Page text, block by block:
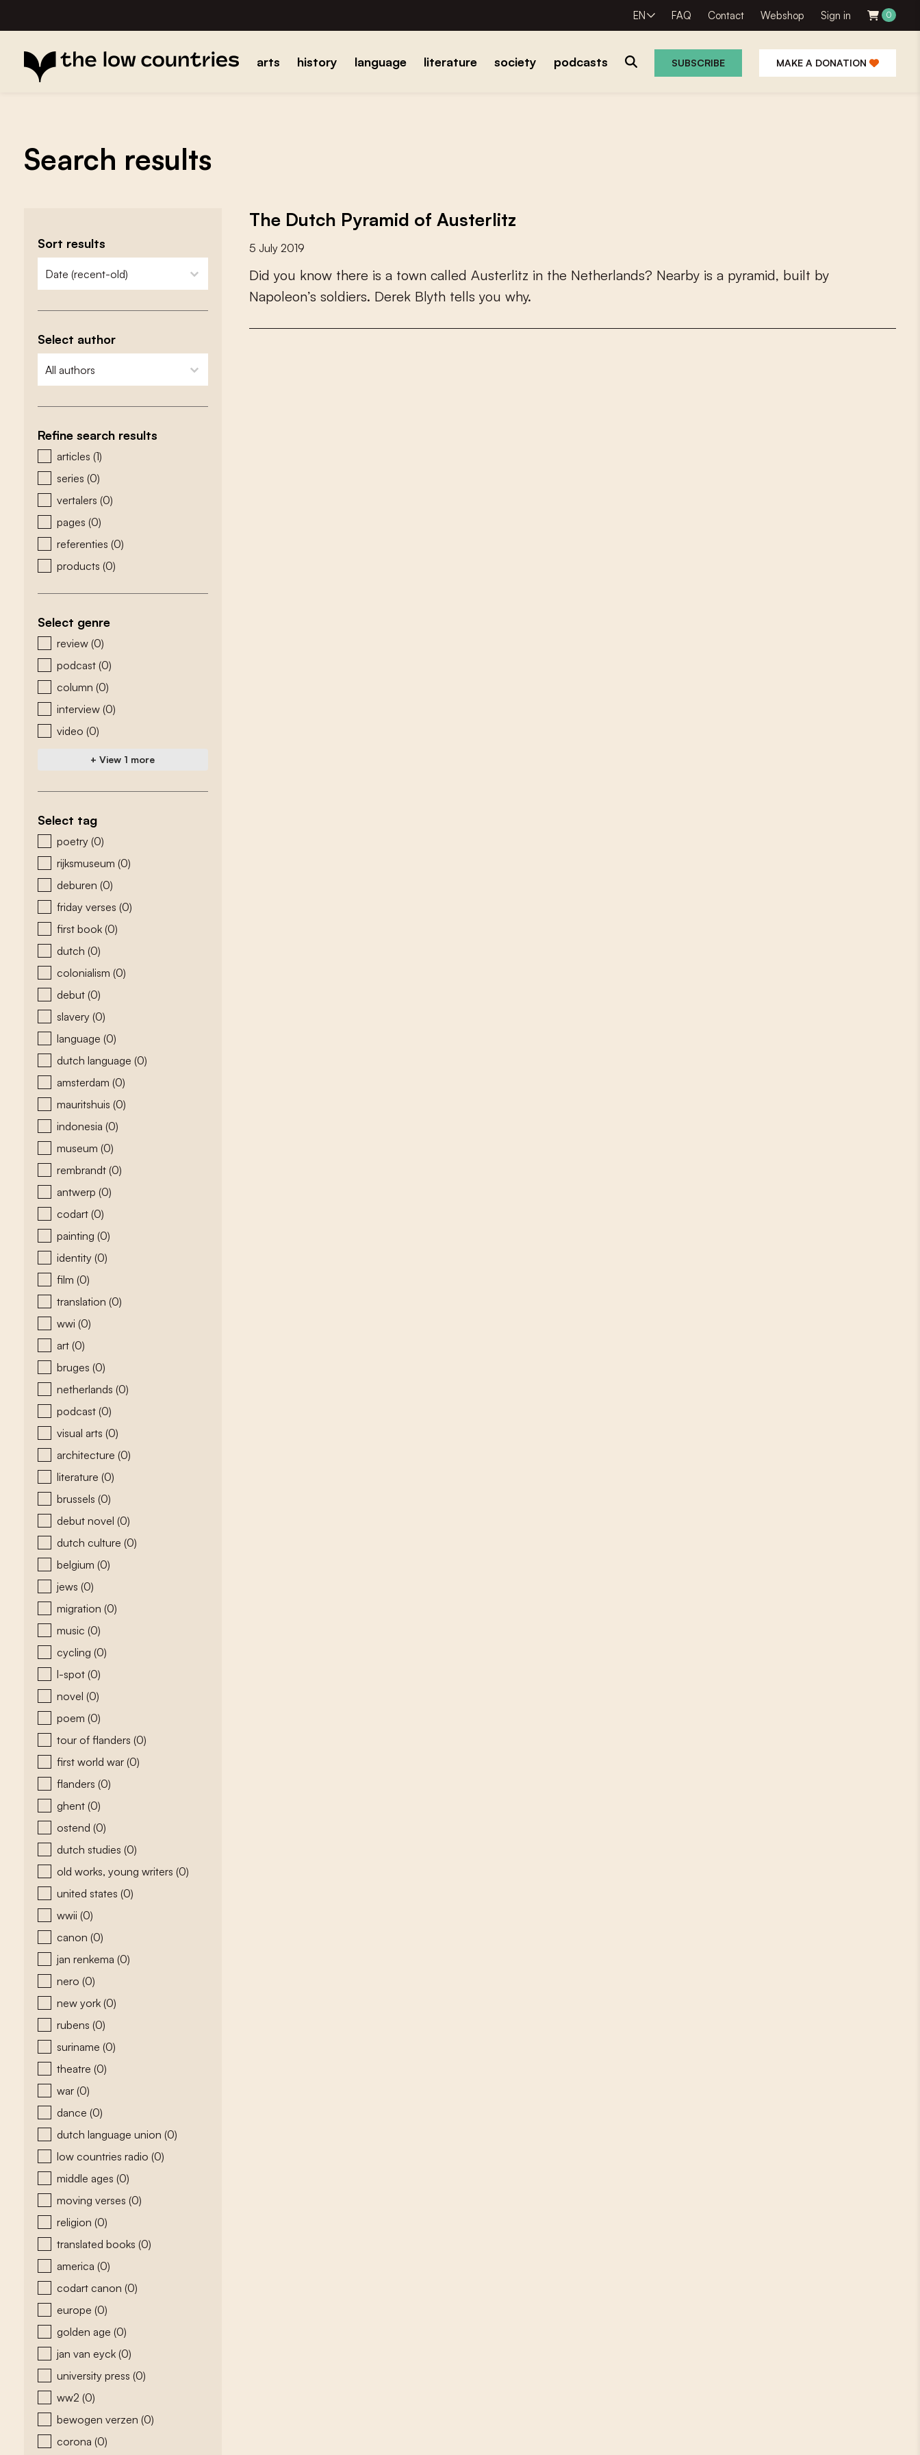
EN FAQ Contact Webshop Sign in 0
arts history language literature society podcasts SUBSCRIBE MAKE A DONATION
Search results
Sort results
zoeken - sorteer
sort content
Select author
zoeken - auteurs
select content
Refine search results
zoeken - type
articles (1)
series (0)
vertalers (0)
pages (0)
referenties (0)
products (0)
Select genre
zoeken - genre
review (0)
podcast (0)
column (0)
interview (0)
video (0)
+ View 1 more
Select tag
zoeken - tags
poetry (0)
rijksmuseum (0)
deburen (0)
friday verses (0)
first book (0)
dutch (0)
colonialism (0)
debut (0)
slavery (0)
language (0)
dutch language (0)
amsterdam (0)
mauritshuis (0)
indonesia (0)
museum (0)
rembrandt (0)
antwerp (0)
codart (0)
painting (0)
identity (0)
film (0)
translation (0)
wwi (0)
art (0)
bruges (0)
netherlands (0)
podcast (0)
visual arts (0)
architecture (0)
literature (0)
brussels (0)
debut novel (0)
dutch culture (0)
belgium (0)
jews (0)
migration (0)
music (0)
cycling (0)
l-spot (0)
novel (0)
poem (0)
tour of flanders (0)
first world war (0)
flanders (0)
ghent (0)
ostend (0)
dutch studies (0)
old works, young writers (0)
united states (0)
wwii (0)
canon (0)
jan renkema (0)
nero (0)
new york (0)
rubens (0)
suriname (0)
theatre (0)
war (0)
dance (0)
dutch language union (0)
low countries radio (0)
middle ages (0)
moving verses (0)
religion (0)
translated books (0)
america (0)
codart canon (0)
europe (0)
golden age (0)
jan van eyck (0)
university press (0)
ww2 (0)
bewogen verzen (0)
corona (0)
The Dutch Pyramid of Austerlitz
5 July 2019
Did you know there is a town called Austerlitz in the Netherlands? Nearby is a pyramid, built by
Napoleon’s soldiers. Derek Blyth tells you why.